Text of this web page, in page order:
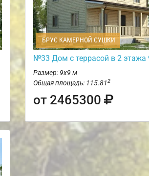
БРУС КАМЕРНОЙ СУШКИ
№33 Дом с террасой в 2 этажа
Размер: 9х9 м
Общая площадь: 115.812
от 2465300